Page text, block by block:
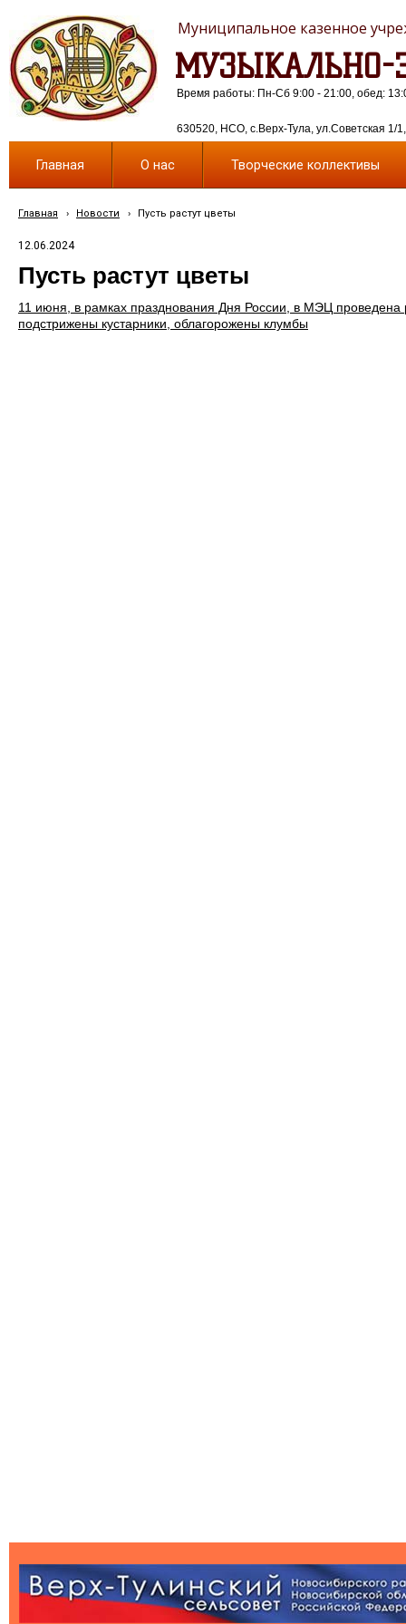
МУЗЫКАЛЬНО-
Муниципальное казенное
630520, НСО, с.Верх-Тула, ул.Советская 1/
Время работы: Пн-Сб 9:00 - 21:00, обед:
Главная О нас Творческие коллективы
Главная › Новости › Пусть растут цветы
12.06.2024
Пусть растут цветы
11 июня, в рамках празднования Дня России, в МЭЦ проведена
подстрижены кустарники, облагорожены клумбы